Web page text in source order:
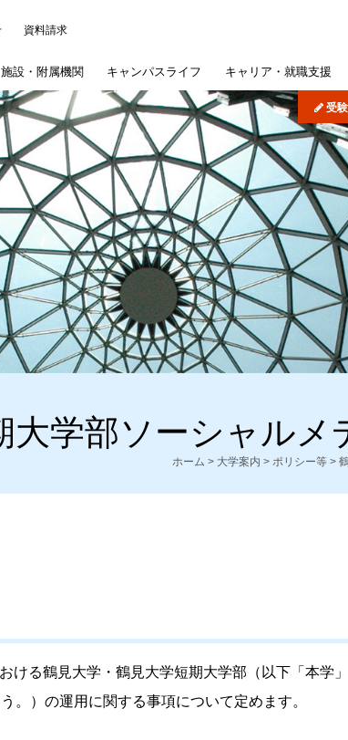
資料請求
施設・ 附属機関 キャンパス ライフ キャリア・ 就職支援
情報公開 産学連携・研究シーズ
情報 同窓会 公式SNS
大学院 短期大学部 短期大学部専
病院・学校
続き 学納金 奨学金 学生生
祭 国際交流・国際貢献
在学生の皆さんへ 採用ご担当者様へ
司書講習・司書補講習
ト 歯学部入試概要 文学部入試概要
文学研究科入試概要 専攻科入試概要
募集要項 インターネット出願
機関リポジトリ 学認サービス 図書館
る質問
受
大学部ソーシャルメ
ホーム > 大学案内 >ポリシー等 >
ける鶴見大学・鶴見大学短期大学部（以下「本学
。）の運用に関する事項について定めます。